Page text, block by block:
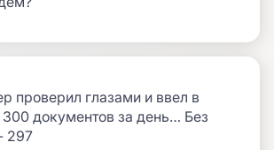
проверил глазами и ввел в
300 документов за день… Без
297